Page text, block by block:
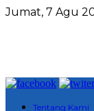
Jumat, 7 Agu
Tentang Kami